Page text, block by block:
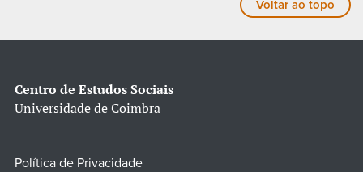
Voltar ao topo
Centro de Estudos Sociais
Universidade de Coimbra
Política de Privacidade